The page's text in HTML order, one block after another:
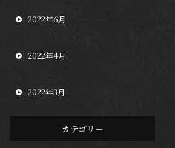
2022年6月
2022年4月
2022年3月
カテゴリー